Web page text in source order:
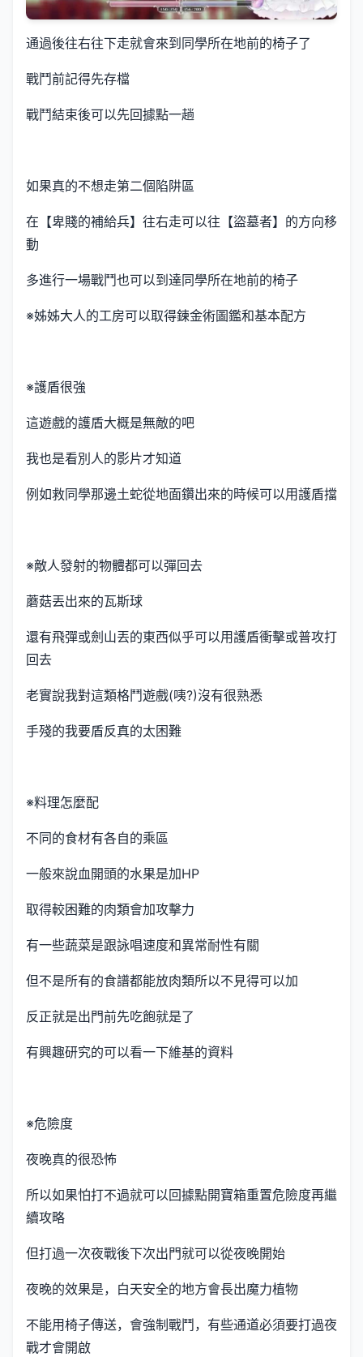
通過後往右往下走就會來到同學所在地前的椅子了
戰鬥前記得先存檔
戰鬥結束後可以先回據點一趟
如果真的不想走第二個陷阱區
在【卑賤的補給兵】往右走可以往【盜墓者】的方向移
動
多進行一場戰鬥也可以到達同學所在地前的椅子
※姊姊大人的工房可以取得鍊金術圖鑑和基本配方
※護盾很強
這遊戲的護盾大概是無敵的吧
我也是看別人的影片才知道
例如救同學那邊土蛇從地面鑽出來的時候可以用護盾擋
※敵人發射的物體都可以彈回去
蘑菇丟出來的瓦斯球
還有飛彈或劍山丟的東西似乎可以用護盾衝擊或普攻打
回去
老實說我對這類格鬥遊戲(咦?)沒有很熟悉
手殘的我要盾反真的太困難
※料理怎麼配
不同的食材有各自的乘區
一般來說血開頭的水果是加HP
取得較困難的肉類會加攻擊力
有一些蔬菜是跟詠唱速度和異常耐性有關
但不是所有的食譜都能放肉類所以不見得可以加
反正就是出門前先吃飽就是了
有興趣研究的可以看一下維基的資料
※危險度
夜晚真的很恐怖
所以如果怕打不過就可以回據點開寶箱重置危險度再繼
續攻略
但打過一次夜戰後下次出門就可以從夜晚開始
夜晚的效果是，白天安全的地方會長出魔力植物
不能用椅子傳送，會強制戰鬥，有些通道必須要打過夜
戰才會開啟